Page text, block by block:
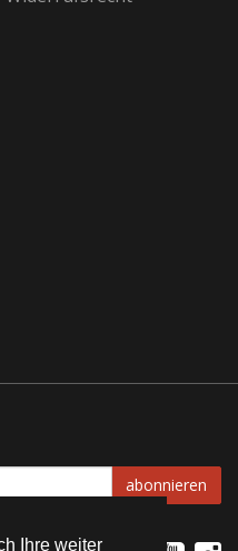
Ihre weiter
abonnieren